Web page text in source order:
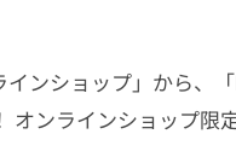
インショップ」から
オンラインショップ限